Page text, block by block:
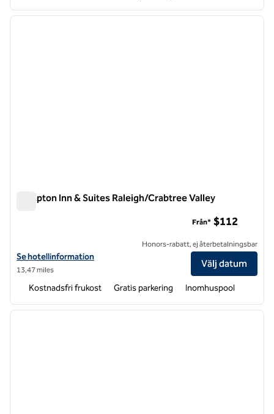
1 av 12
nästa
Hampton Inn & Suites Raleigh/Crabtree Valley
Visa hotelluppgifter för Hampton Inn & Suites Raleigh/Crabtree
Se hotellinformation
13,47 miles
Från* $112
Honors-rabatt, ej återbetalningsbar
Välj datum
Kostnadsfri frukost Gratis parkering Inomhuspool
1 av 12
nästa